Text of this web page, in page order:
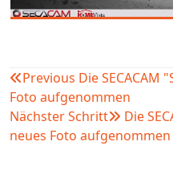
Previous Die SECACAM
Foto aufgenommen
Nächster Schritt
Die
neues Foto aufgenommen